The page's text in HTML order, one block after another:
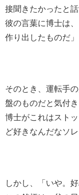
接聞きたかったと話
彼の言葉に博士は
作り出したものだ」
そのとき、運転手
盤のものだと気付
博士がこれはスト
ど好きなんだなソ
しかし、「いや。